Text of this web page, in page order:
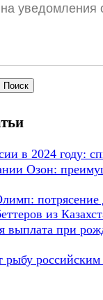
уведомления
в 2024 году:
Озон:
потрясение
из
выплата при
рыбу